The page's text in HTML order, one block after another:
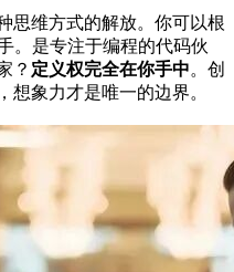
思维方式的解放。你可以根
。是专注于编程的代码伙
？ 定义权完全在你手中。创
想象力才是唯一的边界。